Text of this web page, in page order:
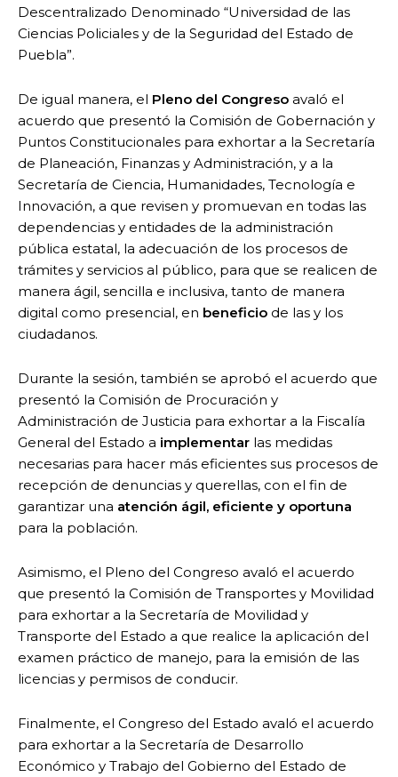
Descentralizado Denominado “Universidad de las
Ciencias Policiales y de la Seguridad del Estado de
Puebla”.
De igual manera, el Pleno del Congreso avaló el
acuerdo que presentó la Comisión de Gobernación y
Puntos Constitucionales para exhortar a la Secretaría
de Planeación, Finanzas y Administración, y a la
Secretaría de Ciencia, Humanidades, Tecnología e
Innovación, a que revisen y promuevan en todas las
dependencias y entidades de la administración
pública estatal, la adecuación de los procesos de
trámites y servicios al público, para que se realicen de
manera ágil, sencilla e inclusiva, tanto de manera
digital como presencial, en beneficio de las y los
ciudadanos.
Durante la sesión, también se aprobó el acuerdo que
presentó la Comisión de Procuración y
Administración de Justicia para exhortar a la Fiscalía
General del Estado a implementar las medidas
necesarias para hacer más eficientes sus procesos de
recepción de denuncias y querellas, con el fin de
garantizar una atención ágil, eficiente y oportuna
para la población.
Asimismo, el Pleno del Congreso avaló el acuerdo
que presentó la Comisión de Transportes y Movilidad
para exhortar a la Secretaría de Movilidad y
Transporte del Estado a que realice la aplicación del
examen práctico de manejo, para la emisión de las
licencias y permisos de conducir.
Finalmente, el Congreso del Estado avaló el acuerdo
para exhortar a la Secretaría de Desarrollo
Económico y Trabajo del Gobierno del Estado de